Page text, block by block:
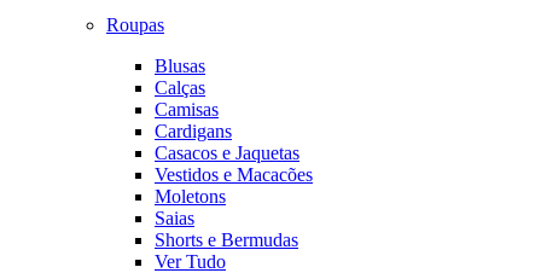
Roupas
Blusas
Calças
Camisas
Cardigans
Casacos e Jaquetas
Vestidos e Macacões
Moletons
Saias
Shorts e Bermudas
Ver Tudo